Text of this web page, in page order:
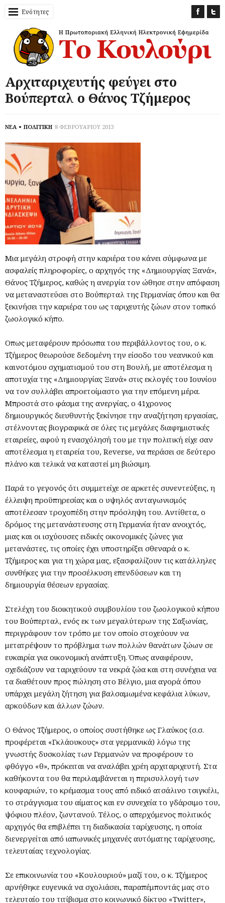
Ενότητες
Αρχιταριχευτής φεύγει στο
Βούπερταλ ο Θάνος Τζήμερος
ΝΕΑ ΠΟΛΙΤΙΚΗ 8 ΦΕΒΡΟΥΑΡΙΟΥ 2013
Μια μεγάλη στροφή στην καριέρα του κάνει σύμφωνα με
ασφαλείς πληροφορίες, ο αρχηγός της «Δημιουργίας Ξανά»,
Θάνος Τζήμερος, καθώς η ανεργία τον ώθησε στην απόφαση
να μεταναστεύσει στο Βούπερταλ της Γερμανίας όπου και θα
ξεκινήσει την καριέρα του ως ταριχευτής ζώων στον τοπικό
ζωολογικό κήπο.
Όπως μεταφέρουν πρόσωπα του περιβάλλοντος του, ο κ.
Τζήμερος θεωρούσε δεδομένη την είσοδο του νεανικού και
καινοτόμου σχηματισμού του στη Βουλή, με αποτέλεσμα η
αποτυχία της «Δημιουργίας Ξανά» στις εκλογές του Ιουνίου
να τον συλλάβει απροετοίμαστο για την επόμενη μέρα.
Μπροστά στο φάσμα της ανεργίας, ο 41χρονος
δημιουργικός διευθυντής ξεκίνησε την αναζήτηση εργασίας,
στέλνοντας βιογραφικά σε όλες τις μεγάλες διαφημιστικές
εταιρείες, αφού η ενασχόλησή του με την πολιτική είχε σαν
αποτέλεσμα η εταιρεία του, Reverse, να περάσει σε δεύτερο
πλάνο και τελικά να καταστεί μη βιώσιμη.
Παρά το γεγονός ότι συμμετείχε σε αρκετές συνεντεύξεις, η
έλλειψη προϋπηρεσίας και ο υψηλός ανταγωνισμός
αποτέλεσαν τροχοπέδη στην πρόσληψη του. Αντίθετα, ο
δρόμος της μετανάστευσης στη Γερμανία ήταν ανοιχτός,
μιας και οι ισχύουσες ειδικές οικονομικές ζώνες για
μετανάστες, τις οποίες έχει υποστηρίξει σθεναρά ο κ.
Τζήμερος και για τη χώρα μας, εξασφαλίζουν τις κατάλληλες
συνθήκες για την προσέλκυση επενδύσεων και τη
δημιουργία θέσεων εργασίας.
Στελέχη του διοικητικού συμβουλίου του ζωολογικού κήπου
του Βούπερταλ, ενός εκ των μεγαλύτερων της Σαξωνίας,
περιγράφουν τον τρόπο με τον οποίο στοχεύουν να
μετατρέψουν το πρόβλημα των πολλών θανάτων ζώων σε
ευκαιρία για οικονομική ανάπτυξη. Όπως αναφέρουν,
σχεδιάζουν να ταριχεύουν τα νεκρά ζώα και στη συνέχεια να
τα διαθέτουν προς πώληση στο Βέλγιο, μια αγορά όπου
υπάρχει μεγάλη ζήτηση για βαλσαμωμένα κεφάλια λύκων,
αρκούδων και άλλων ζώων.
Ο Θάνος Τζήμερος, ο οποίος συστήθηκε ως Γλαύκος (σ.σ.
προφέρεται «Γκλάουκους» στα γερμανικά) λόγω της
γνωστής δυσκολίας των Γερμανών να προφέρουν το
φθόγγο «θ», πρόκειται να αναλάβει χρέη αρχιταριχευτή. Στα
καθήκοντα του θα περιλαμβάνεται η περισυλλογή των
κουφαριών, το κρέμασμα τους από ειδικό ατσάλινο τσιγκέλι,
το στράγγισμα του αίματος και εν συνεχεία το γδάρσιμο του,
ψόφιου πλέον, ζωντανού. Τέλος, ο απερχόμενος πολιτικός
αρχηγός θα επιβλέπει τη διαδικασία ταρίχευσης, η οποία
διενεργείται από ιαπωνικές μηχανές αυτόματης ταρίχευσης,
τελευταίας τεχνολογίας.
Σε επικοινωνία του «Κουλουριού» μαζί του, ο κ. Τζήμερος
αρνήθηκε ευγενικά να σχολιάσει, παραπέμποντάς μας στο
τελευταίο του τιτίβισμα στο κοινωνικό δίκτυο «Twitter»,